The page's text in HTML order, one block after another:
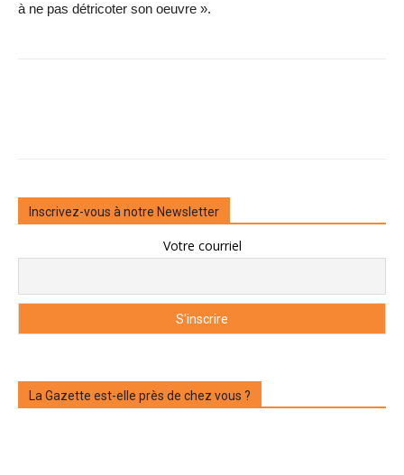
à ne pas détricoter son oeuvre ».
Inscrivez-vous à notre Newsletter
Votre courriel
La Gazette est-elle près de chez vous ?